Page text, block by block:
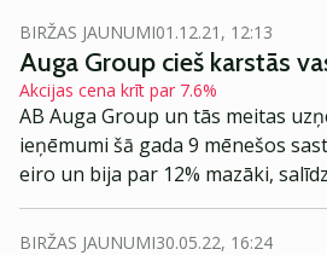
BIRŽAS JAUNUMI01.12.21, 12:13
Auga Group cieš karstās
Akcijas cena krīt par 7.6%
AB Auga Group un tās meitas
ieņēmumi šā gada 9 mēnešos
eiro un bija par 12% mazāki,
periodu pērn (62,38 milj. eiro).
BIRŽAS JAUNUMI30.05.22, 16:24